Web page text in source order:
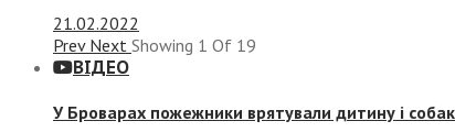
21.02.2022
Prev Next Showing 1 Of 19
ВІДЕО
У Броварах пожежники врятували дитину і